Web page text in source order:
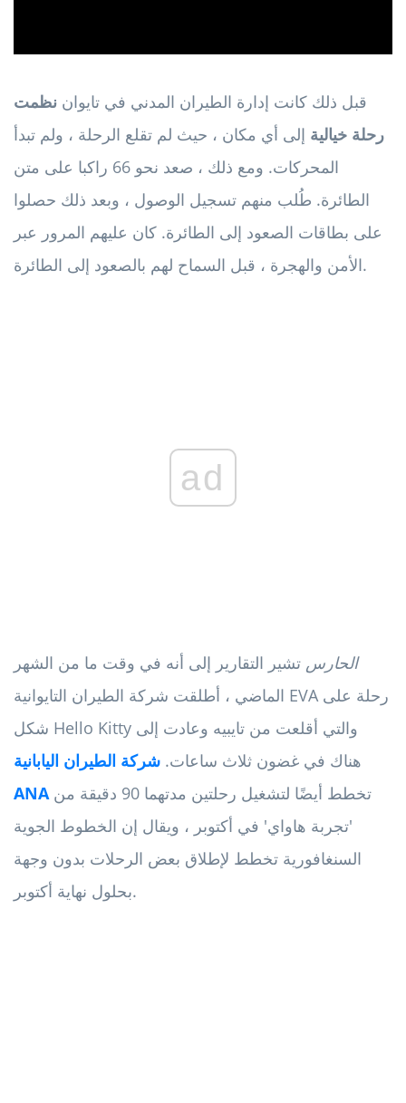
قبل ذلك كانت إدارة الطيران المدني في تايوان نظمت
رحلة خيالية إلى أي مكان ، حيث لم تقلع الرحلة ، ولم تبدأ
المحركات. ومع ذلك ، صعد نحو 66 راكبا على متن
الطائرة. طُلب منهم تسجيل الوصول ، وبعد ذلك حصلوا
على بطاقات الصعود إلى الطائرة. كان عليهم المرور عبر
الأمن والهجرة ، قبل السماح لهم بالصعود إلى الطائرة.
ad
الحارس تشير التقارير إلى أنه في وقت ما من الشهر
الماضي ، أطلقت شركة الطيران التايوانية EVA رحلة على
شكل Hello Kitty والتي أقلعت من تايبيه وعادت إلى
هناك في غضون ثلاث ساعات. شركة الطيران اليابانية
ANA تخطط أيضًا لتشغيل رحلتين مدتهما 90 دقيقة من
'تجربة هاواي' في أكتوبر ، ويقال إن الخطوط الجوية
السنغافورية تخطط لإطلاق بعض الرحلات بدون وجهة
بحلول نهاية أكتوبر.